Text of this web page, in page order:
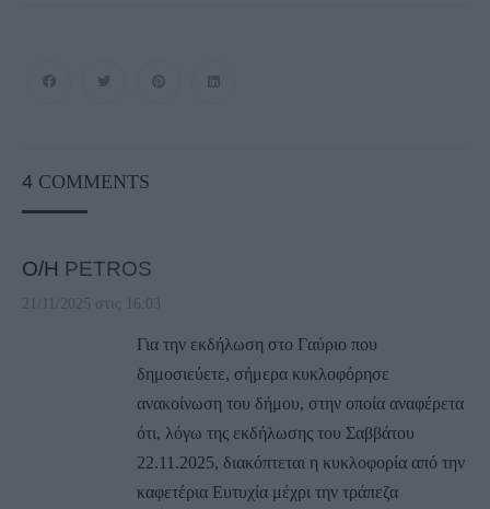
4 COMMENTS
Ο/Η PETROS
21/11/2025 στις 16:03
Για την εκδήλωση στο Γαύριο που
δημοσιεύετε, σήμερα κυκλοφόρησε
ανακοίνωση του δήμου, στην οποία αναφέρετα
ότι, λόγω της εκδήλωσης του Σαββάτου
22.11.2025, διακόπτεται η κυκλοφορία από την
καφετέρια Ευτυχία μέχρι την τράπεζα